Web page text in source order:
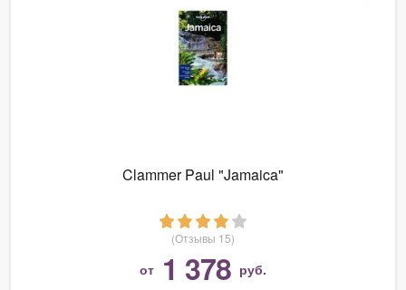
Clammer Paul "Jamaica"
(Отзывы 15)
от 1 378 руб.